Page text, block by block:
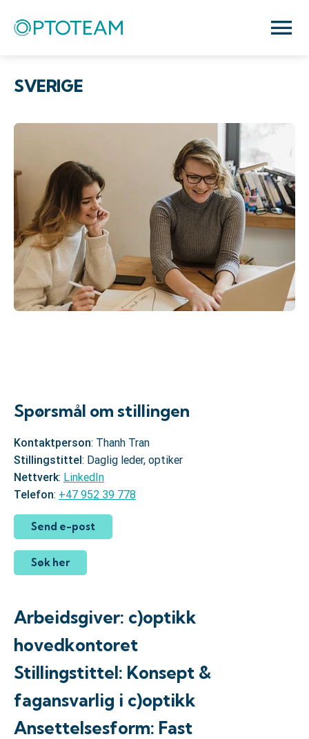
SVERIGE
Spørsmål om stillingen
Kontaktperson: Thanh Tran
Stillingstittel: Daglig leder, optiker
Nettverk: LinkedIn
Telefon: +47 952 39 778
Send e-post
Søk her
Arbeidsgiver: c)optikk
hovedkontoret
Stillingstittel: Konsept &
fagansvarlig i c)optikk
Ansettelsesform: Fast